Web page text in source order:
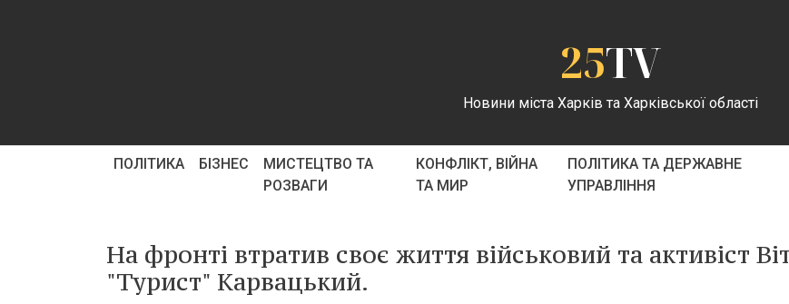
25TV
Новини міста Харків та Харківської області
ПОЛІТИКА БІЗНЕС
МИСТЕЦТВО ТА
РОЗВАГИ
КОНФЛІКТ, ВІЙНА
ТА МИР
ПОЛІТИКА ТА ДЕРЖАВНЕ
УПРАВЛІННЯ
На фронті втратив своє життя військовий та активіст
"Турист" Карвацький.